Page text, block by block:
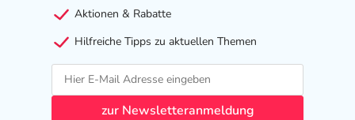
Aktionen & Rabatte
Hilfreiche Tipps zu aktuellen Themen
zur Newsletteranmeldung